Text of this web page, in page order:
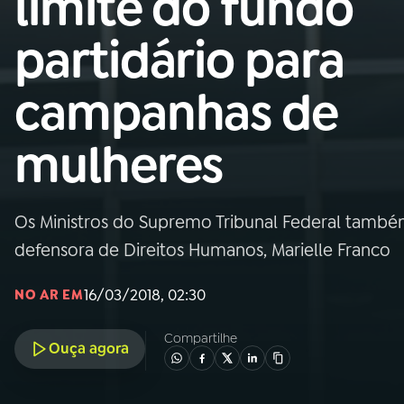
01 INÍCIO
02 A RÁDIO
PROGRAMAÇÃO
04PROGRAMAS
05 PODCASTS
06VIDEOCASTS
partidário para
campanhas de
mulheres
Os Ministros do Supremo Tribunal Federal
defensora de Direitos Humanos, Marielle Franco
NO AR EM16/03/2018, 02:30
Ouça agora
Compartilhe